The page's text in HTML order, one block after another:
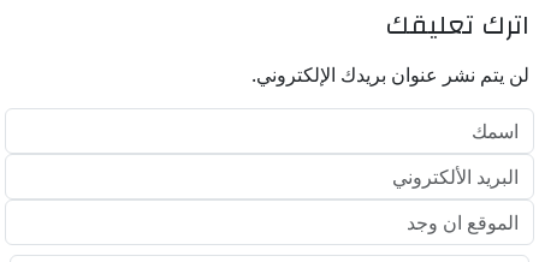
اترك تعليقك
لن يتم نشر عنوان بريدك الإلكتروني.